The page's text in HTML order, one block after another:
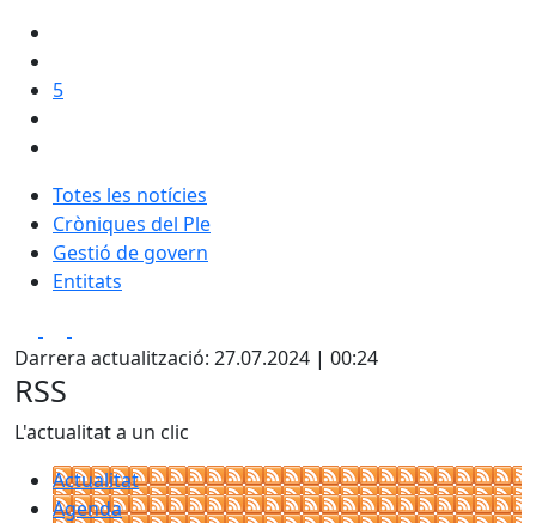
5
Totes les notícies
Cròniques del Ple
Gestió de govern
Entitats
Darrera actualització: 27.07.2024 | 00:24
RSS
L'actualitat a un clic
Actualitat
Agenda